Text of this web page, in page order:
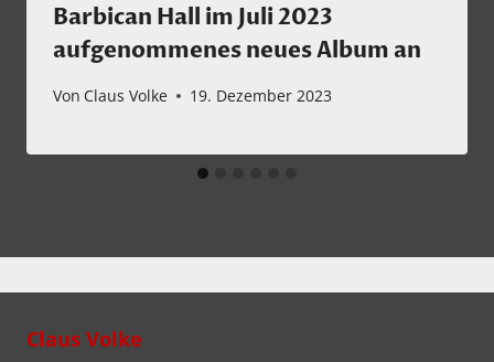
Barbican Hall im Juli 2023
aufgenommenes neues Album an
Von Claus Volke 19. Dezember 2023
Claus Volke